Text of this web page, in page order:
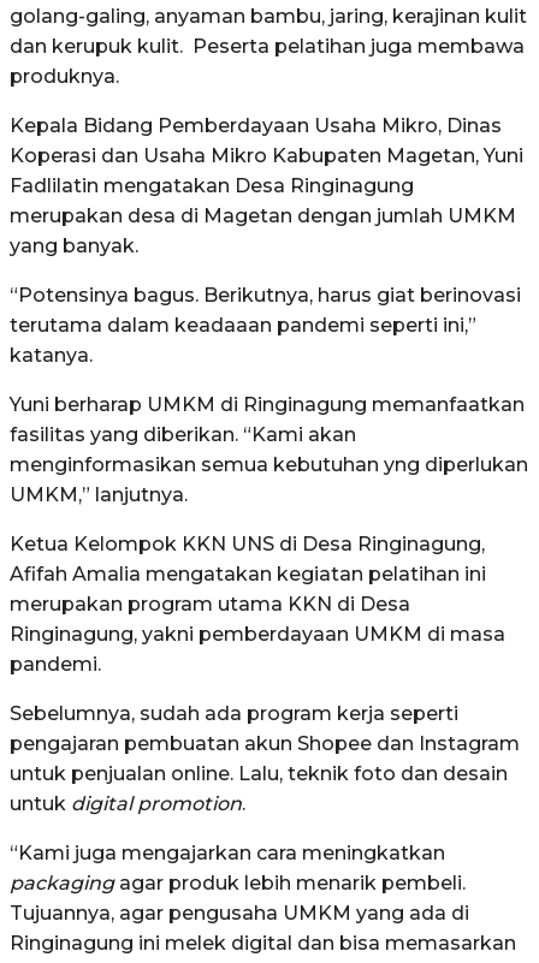
golang-galing, anyaman bambu, jaring, kerajinan kulit
dan kerupuk kulit. Peserta pelatihan juga membawa
produknya.
Kepala Bidang Pemberdayaan Usaha Mikro, Dinas
Koperasi dan Usaha Mikro Kabupaten Magetan, Yuni
Fadlilatin mengatakan Desa Ringinagung
merupakan desa di Magetan dengan jumlah UMKM
yang banyak.
“Potensinya bagus. Berikutnya, harus giat berinovasi
terutama dalam keadaaan pandemi seperti ini,”
katanya.
Yuni berharap UMKM di Ringinagung memanfaatkan
fasilitas yang diberikan. “Kami akan
menginformasikan semua kebutuhan yng diperlukan
UMKM,” lanjutnya.
Ketua Kelompok KKN UNS di Desa Ringinagung,
Afifah Amalia mengatakan kegiatan pelatihan ini
merupakan program utama KKN di Desa
Ringinagung, yakni pemberdayaan UMKM di masa
pandemi.
Sebelumnya, sudah ada program kerja seperti
pengajaran pembuatan akun Shopee dan Instagram
untuk penjualan online. Lalu, teknik foto dan desain
untuk digital promotion.
“Kami juga mengajarkan cara meningkatkan
packagingagar produk lebih menarik pembeli.
Tujuannya, agar pengusaha UMKM yang ada di
Ringinagung ini melek digital dan bisa memasarkan